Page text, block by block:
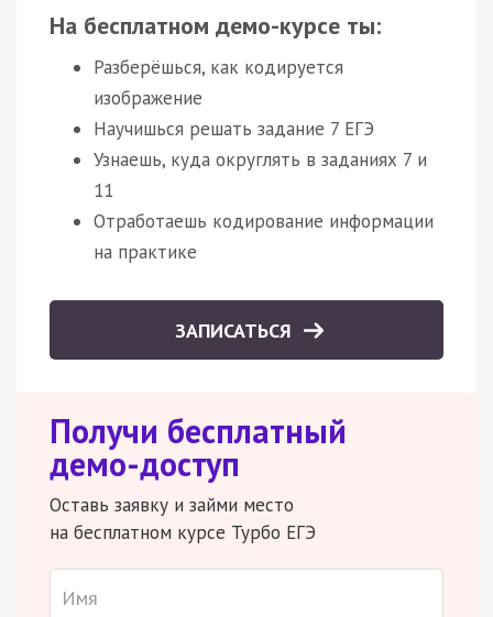
На бесплатном демо-курсе ты:
Разберёшься, как кодируется
изображение
Научишься решать задание 7 ЕГЭ
Узнаешь, куда округлять в заданиях 7 и
11
Отработаешь кодирование информации
на практике
ЗАПИСАТЬСЯ
Получи бесплатный
демо-доступ
Оставь заявку и займи место
на бесплатном курсе Турбо ЕГЭ